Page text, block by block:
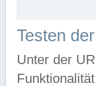
Testen
Unter der